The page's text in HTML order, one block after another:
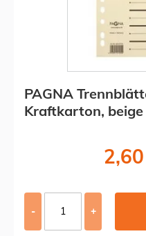
PAGNA
Kraftkarton, beige
- +